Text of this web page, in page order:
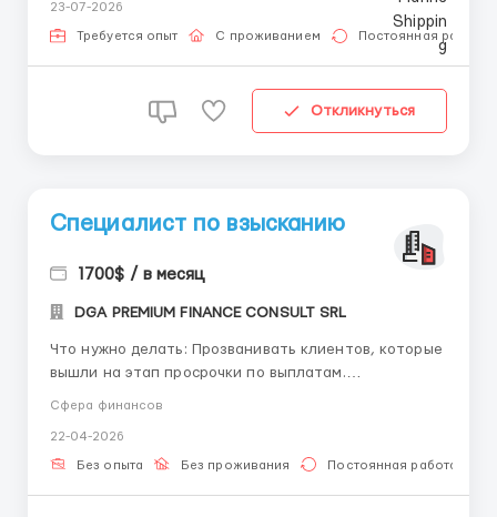
утреннюю и дневную смены. Условия: бесплатное
проживание и питание на борту, перелет в обе
23-07-2026
Требуется опыт С проживанием Постоянная работа
Откликнуться
Специалист по взысканию
1700$ / в месяц
DGA PREMIUM FINANCE CONSULT SRL
Что нужно делать: Прозванивать клиентов, которые
вышли на этап просрочки по выплатам.
для того, чтобы вы не потеряли в деньгах и в любом
случае зарабатывали не менее того уровня,
Сфера финансов
22-04-2026
Без опыта Без проживания Постоянная работа